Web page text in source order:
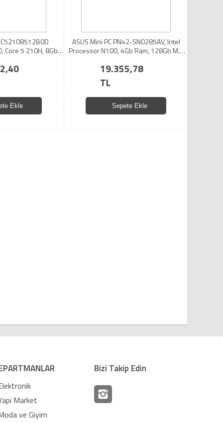
Core 5 210H, 8Gb
Mini Kule PC
Ekle
ASUS Mini PC PN42-SN0285AV, Intel
Processor N100, 4Gb Ram, 128Gb M.2
Ekran Kartı, Wi-Fi6E, Windows 11 Pro,
19.355,78
TL
Sepete Ekle
Market
ve Giyim
Bizi Takip Edin